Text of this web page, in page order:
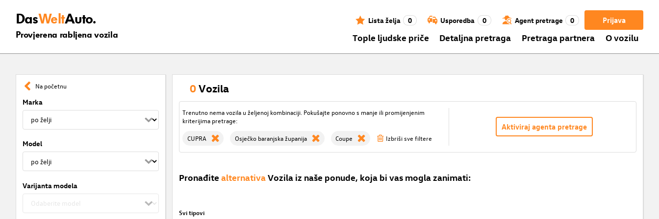
DasWeltAuto.
Provjerena rabljena vozila
Prijava
Lista želja 0 Usporedba 0 Agent pretrage 0
Tople ljudske priče Detaljna pretraga Pretraga partnera O vozilu
Na početnu
Marka
Model
Varijanta modela
0Vozila
Trenutno nema vozila u željenoj kombinaciji. Pokušajte ponovno s manje ili promijenjenim
kriterijima pretrage:
CUPRA Osječko baranjska županija Coupe Izbriši sve filtere
Aktiviraj agenta pretrage
Pronađite alternativa Vozila iz naše ponude, koja bi vas mogla zanimati:
Svi tipovi